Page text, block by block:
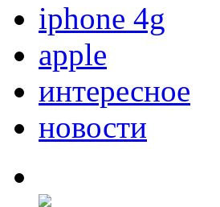
iphone 4g
apple
интересное
новости